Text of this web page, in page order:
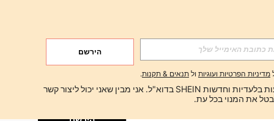
הירשם
הירשם
הירשם
מדיניות הפרטיות ועוגיות ול תנאים & תקנות.
ברצוני לקבל הצעות בלעדיות וחדשות SHEIN בדוא"ל. אני מבין שאני יכול ליצור קשר